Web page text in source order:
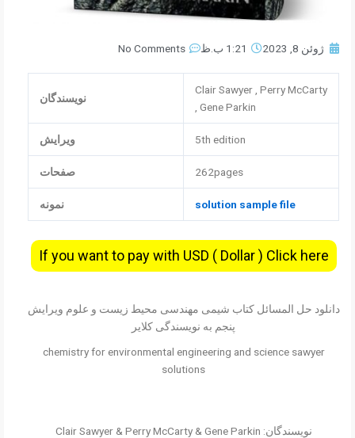
ژوئن 8, 2023 1:21 ب.ظ No Comments
Clair Sawyer , Perry McCarty
, Gene Parkin
نویسندگان
5th edition ویرایش
262pages صفحات
solution sample file نمونه
If you want to pay with USD ( Dollar ) Click here
دانلود حل المسائل کتاب شیمی مهندسی محیط زیست و علوم ویرایش
پنجم به نویسندگی کلایر
chemistry for environmental engineering and science sawyer
solutions
نویسندگان: Clair Sawyer & Perry McCarty & Gene Parkin